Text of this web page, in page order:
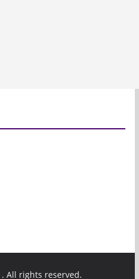
. All rights reserved.